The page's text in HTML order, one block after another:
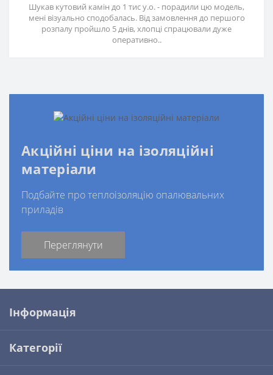
Шукав кутовий камін до 1 тис у.о. - порадили цю модель,
мені візуально сподобалась. Від замовлення до першого
розпалу пройшло 5 днів, хлопці спрацювали дуже
оперативно..
Акційні ціни на ізоляційні
матеріали
Подбайте про теплоізоляцію опалювальних
приладів
Переглянути
Інформація
Категорії